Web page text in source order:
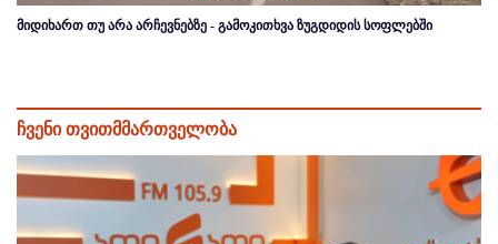
მიდიხართ თუ არა არჩევნებზე - გამოკითხვა ზუგდიდის სოფლებში
ჩვენი თვითმმართველობა